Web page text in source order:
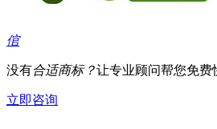
倌
没有合适商标？让专业顾问帮您免费
立即咨询